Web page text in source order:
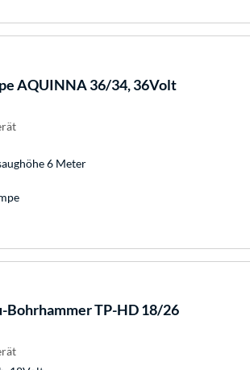
AQUINNA 36/34, 36Volt
6 Meter
TP-HD 18/26